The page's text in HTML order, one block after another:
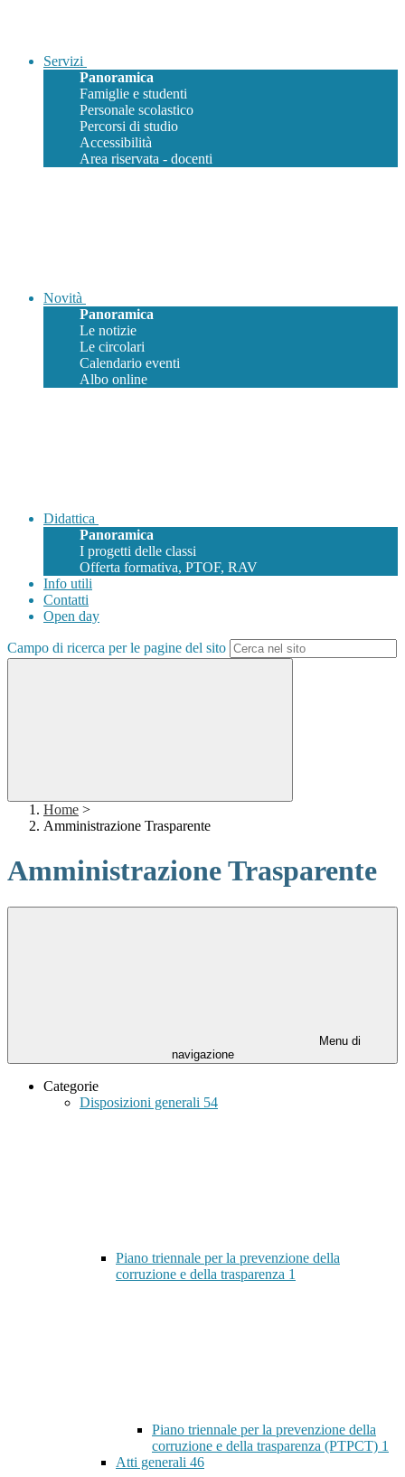
Servizi
Panoramica
Famiglie e studenti
Personale scolastico
Percorsi di studio
Accessibilità
Area riservata - docenti
Novità
Panoramica
Le notizie
Le circolari
Calendario eventi
Albo online
Didattica
Panoramica
I progetti delle classi
Offerta formativa, PTOF, RAV
Info utili
Contatti
Open day
Campo di ricerca per le pagine del sito
Home >
Amministrazione Trasparente
Amministrazione Trasparente
Menu di
navigazione
Categorie
Disposizioni generali 54
Piano triennale per la prevenzione della
corruzione e della trasparenza 1
Piano triennale per la prevenzione della
corruzione e della trasparenza (PTPCT) 1
Atti generali 46